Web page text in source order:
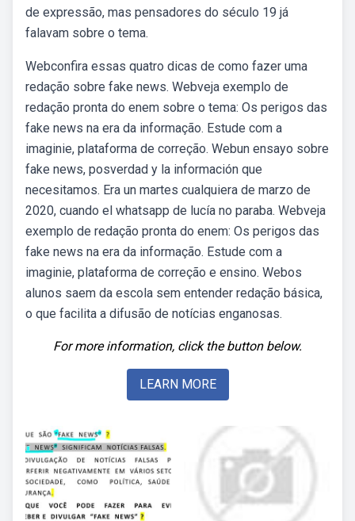
de expressão, mas pensadores do século 19 já
falavam sobre o tema.
Webconfira essas quatro dicas de como fazer uma
redação sobre fake news. Webveja exemplo de
redação pronta do enem sobre o tema: Os perigos das
fake news na era da informação. Estude com a
imaginie, plataforma de correção. Webun ensayo sobre
fake news, posverdad y la información que
necesitamos. Era un martes cualquiera de marzo de
2020, cuando el whatsapp de lucía no paraba. Webveja
exemplo de redação pronta do enem: Os perigos das
fake news na era da informação. Estude com a
imaginie, plataforma de correção e ensino. Webos
alunos saem da escola sem entender redação básica,
o que facilita a difusão de notícias enganosas.
For more information, click the button below.
LEARN MORE